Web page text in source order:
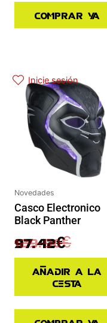
Comprar ya
Inicie sesión
Novedades
Casco Electronico
Black Panther
129.90€
97.42€
Añadir a la
cesta